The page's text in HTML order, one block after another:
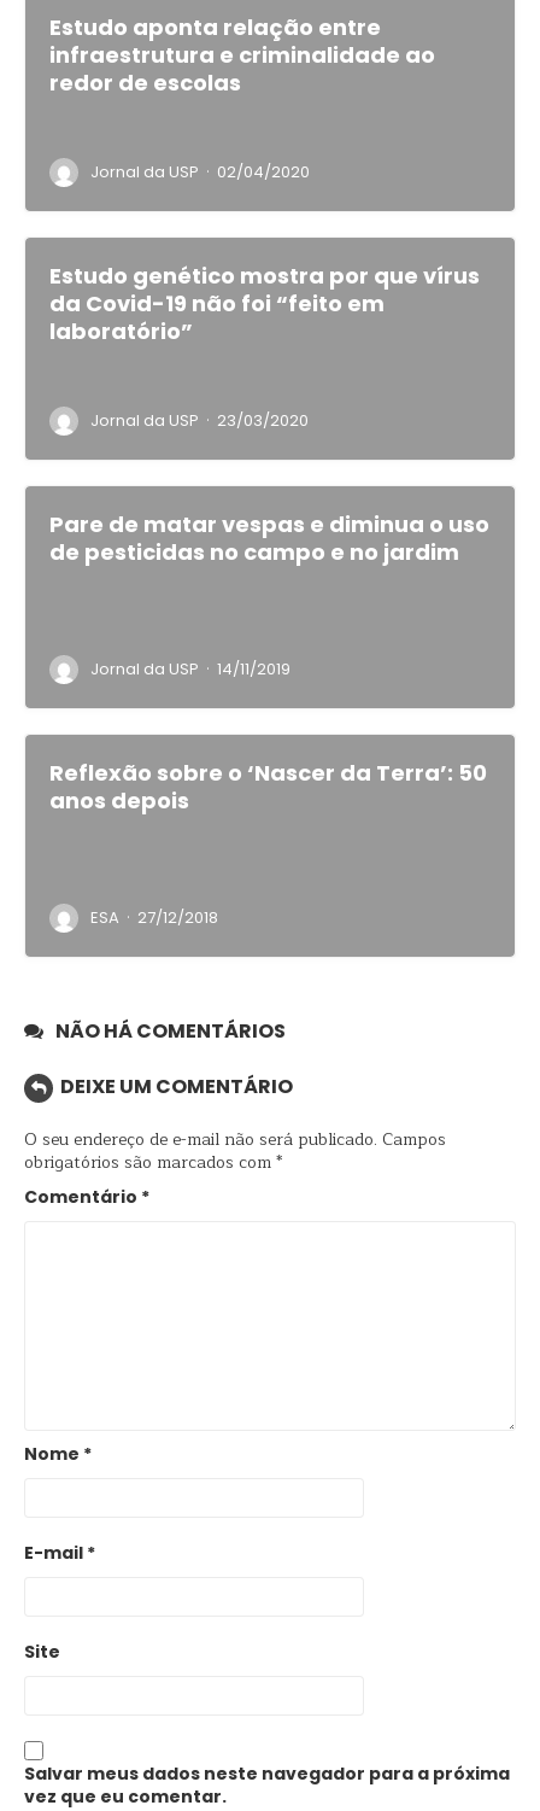
Estudo aponta relação entre
infraestrutura e criminalidade ao
redor de escolas
Jornal da USP · 02/04/2020
Estudo genético mostra por que vírus
da Covid-19 não foi “feito em
laboratório”
Jornal da USP · 23/03/2020
Pare de matar vespas e diminua o uso
de pesticidas no campo e no jardim
Jornal da USP · 14/11/2019
Reflexão sobre o ‘Nascer da Terra’: 50
anos depois
ESA · 27/12/2018
NÃO HÁ COMENTÁRIOS
DEIXE UM COMENTÁRIO
O seu endereço de e-mail não será publicado. Campos
obrigatórios são marcados com*
Comentário *
Nome *
E-mail *
Site
Salvar meus dados neste navegador para a próxima
vez que eu comentar.